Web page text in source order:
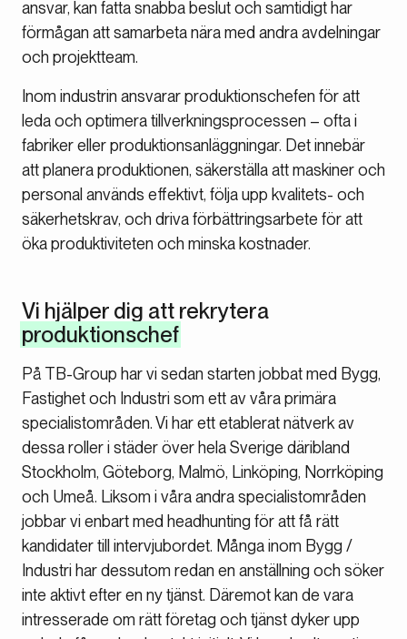
ansvar, kan fatta snabba beslut och samtidigt har
förmågan att samarbeta nära med andra avdelningar
och projektteam.
Inom industrin ansvarar produktionschefen för att
leda och optimera tillverkningsprocessen – ofta i
fabriker eller produktionsanläggningar. Det innebär
att planera produktionen, säkerställa att maskiner och
personal används effektivt, följa upp kvalitets- och
säkerhetskrav, och driva förbättringsarbete för att
öka produktiviteten och minska kostnader.
Vi hjälper dig att rekrytera
produktionschef
På TB-Group har vi sedan starten jobbat med Bygg,
Fastighet och Industri som ett av våra primära
specialistområden. Vi har ett etablerat nätverk av
dessa roller i städer över hela Sverige däribland
Stockholm, Göteborg, Malmö, Linköping, Norrköping
och Umeå. Liksom i våra andra specialistområden
jobbar vi enbart med headhunting för att få rätt
kandidater till intervjubordet. Många inom Bygg /
Industri har dessutom redan en anställning och söker
inte aktivt efter en ny tjänst. Däremot kan de vara
intresserade om rätt företag och tjänst dyker upp